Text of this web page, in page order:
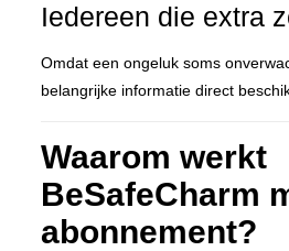
Iedereen die extra
Omdat een ongeluk soms
belangrijke informatie direct
Waarom werkt
BeSafeCharm
abonnement?